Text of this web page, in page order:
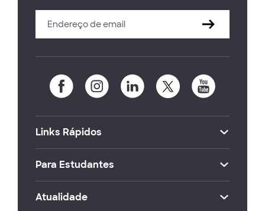
Links Rápidos
Para Estudantes
Atualidade